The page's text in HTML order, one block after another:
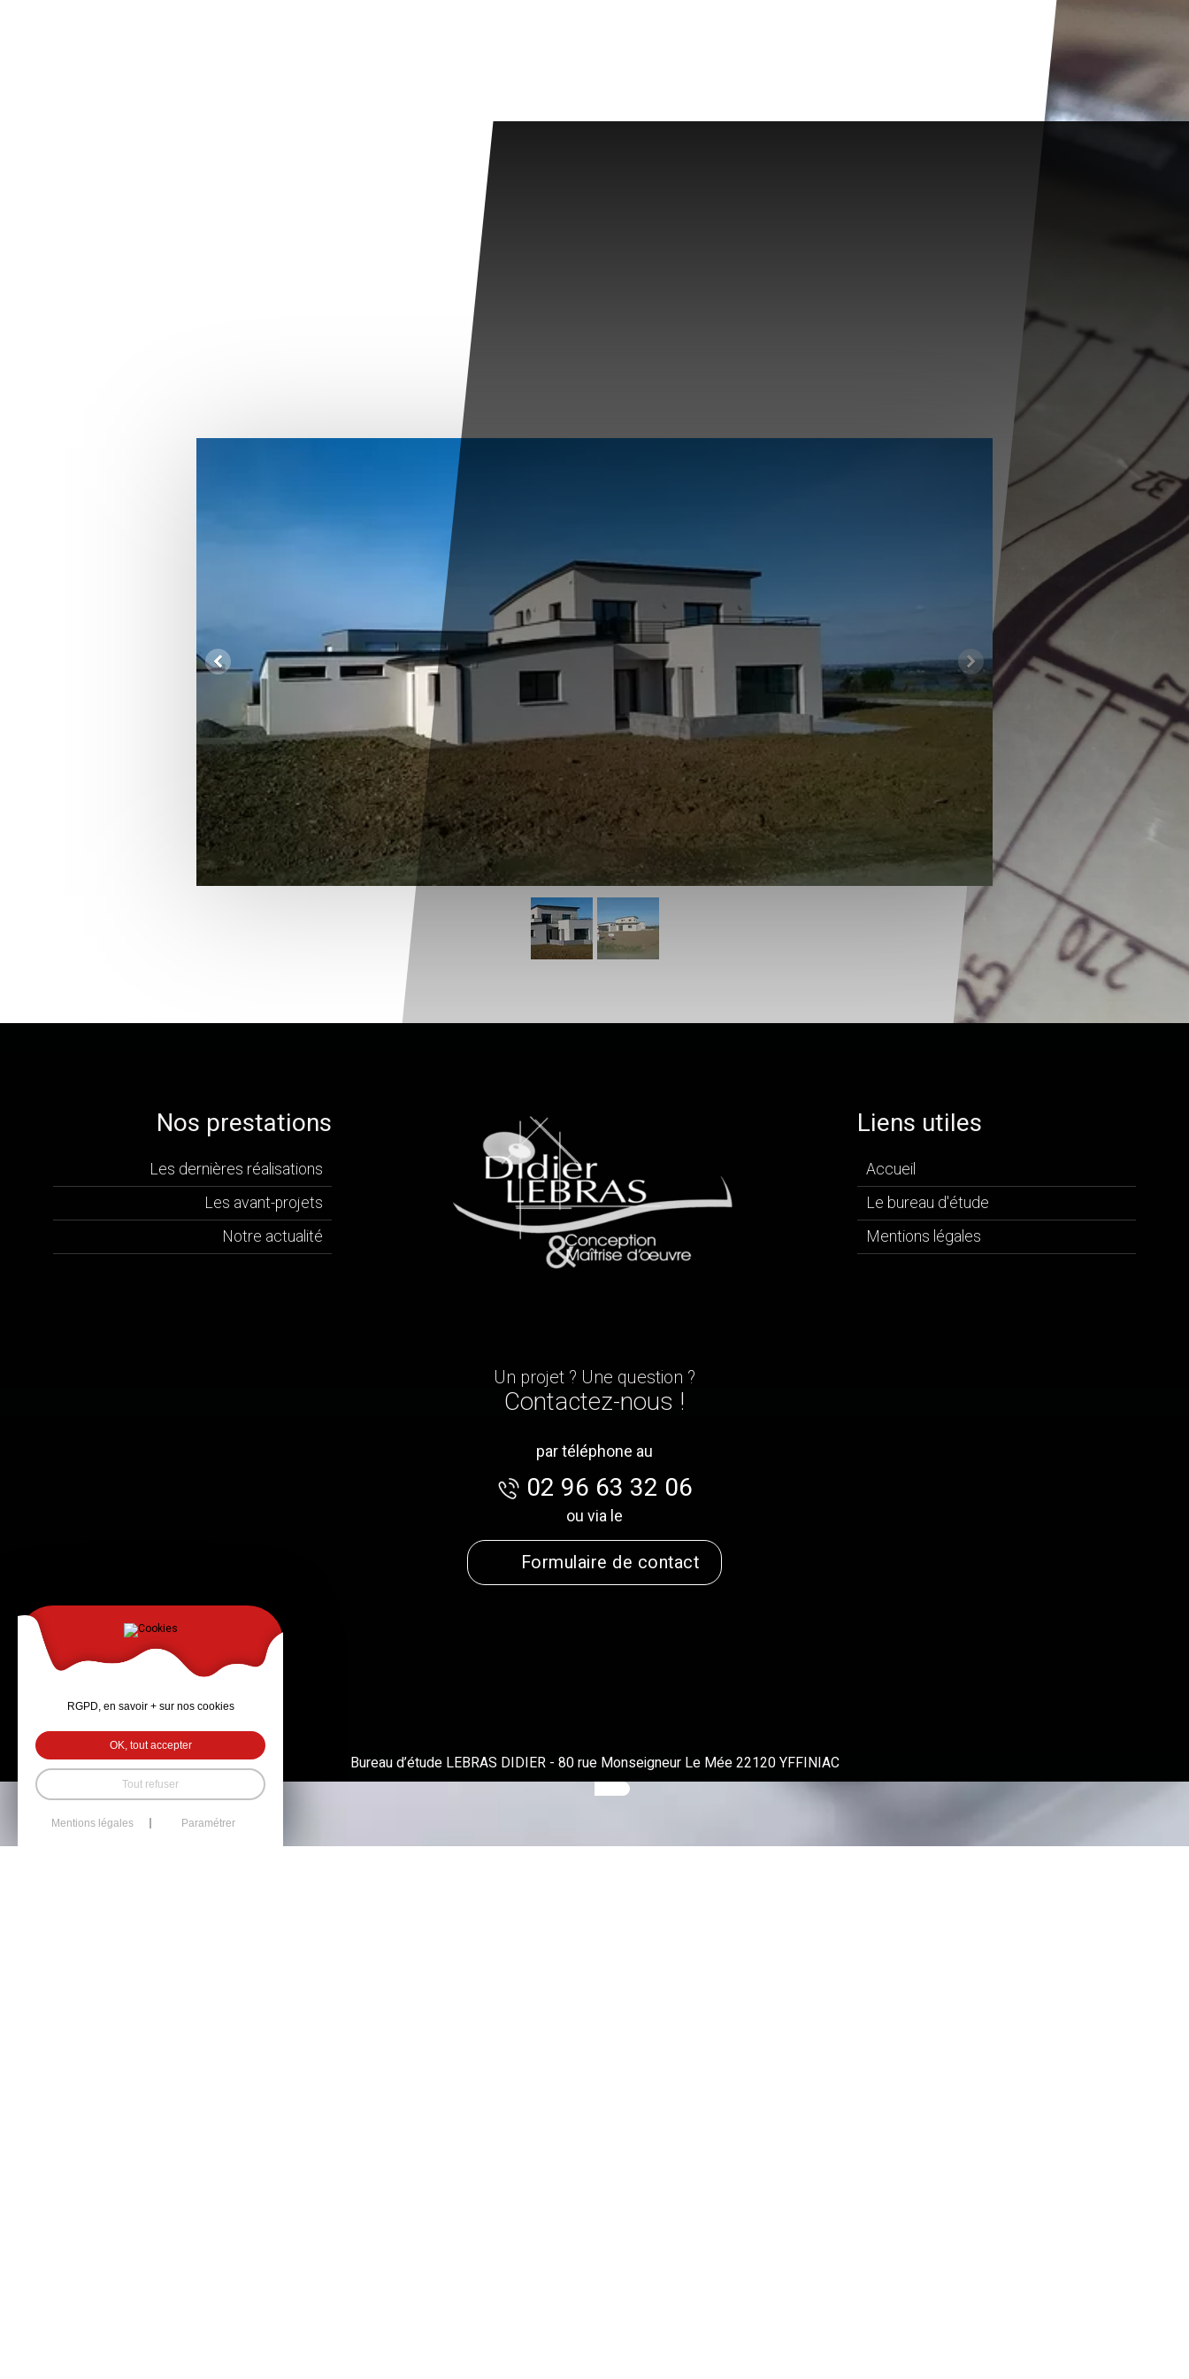
Nos prestations
Les dernières réalisations
Les avant-projets
Notre actualité
Un projet ? Une question ?
Contactez-nous !
par téléphone au
02 96 63 32 06
ou via le
Formulaire de contact
Liens utiles
Accueil
Le bureau d'étude
Mentions légales
Bureau d’étude LEBRAS DIDIER - 80 rue Monseigneur Le Mée 22120 YFFINIAC
RGPD, en savoir + sur nos cookies
OK, tout accepter
Tout refuser
Mentions légales Paramétrer